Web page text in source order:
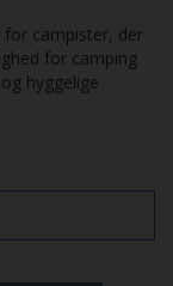
for campister, der
for camping
hyggelige